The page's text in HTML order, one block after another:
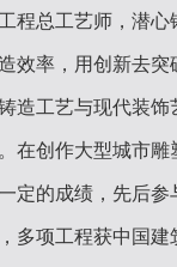
程总工艺师，潜心
效率，用创新去突
造工艺与现代装饰
在创作大型城市雕
定的成绩，先后参
多项工程获中国建